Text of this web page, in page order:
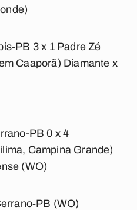
PB 3 x 1 Padre Zé
Caaporã) Diamante x
PB 0 x 4
Campina Grande)
(WO)
PB (WO)